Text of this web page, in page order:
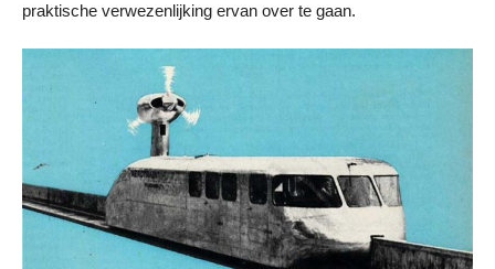
praktische verwezenlijking ervan over te gaan.